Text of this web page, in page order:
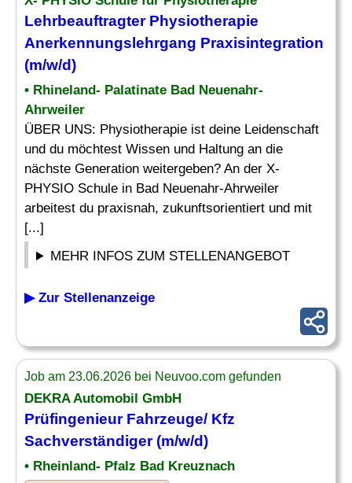
LehrbeauftragterPhysiotherapie
Anerkennungslehrgang Praxisintegration
(m/w/d)
• Rhineland- Palatinate Bad Neuenahr-
Ahrweiler
ÜBER UNS: Physiotherapie ist deine Leidenschaft
und du möchtest Wissen und Haltung an die
nächste Generation weitergeben? An der X-
PHYSIO Schule in Bad Neuenahr-Ahrweiler
arbeitest du praxisnah, zukunftsorientiert und mit
[...]
MEHR INFOS ZUM STELLENANGEBOT
▶ Zur Stellenanzeige
Job am 23.06.2026 bei Neuvoo.com gefunden
DEKRA Automobil GmbH
Prüfingenieur Fahrzeuge/ Kfz
Sachverständiger (m/w/d)
• Rheinland- Pfalz Bad Kreuznach